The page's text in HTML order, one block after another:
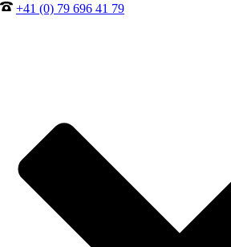
+41 (0) 79 696 41 79